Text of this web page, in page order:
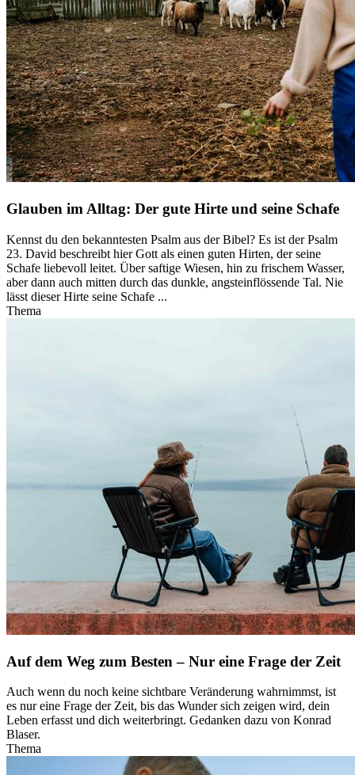
Glauben im Alltag: Der gute Hirte und seine Schafe
Kennst du den bekanntesten Psalm aus der Bibel? Es ist der Psalm
23. David beschreibt hier Gott als einen guten Hirten, der seine
Schafe liebevoll leitet. Über saftige Wiesen, hin zu frischem Wasser,
aber dann auch mitten durch das dunkle, angsteinflössende Tal. Nie
lässt dieser Hirte seine Schafe ...
Thema
Auf dem Weg zum Besten – Nur eine Frage der Zeit
Auch wenn du noch keine sichtbare Veränderung wahrnimmst, ist
es nur eine Frage der Zeit, bis das Wunder sich zeigen wird, dein
Leben erfasst und dich weiterbringt. Gedanken dazu von Konrad
Blaser.
Thema